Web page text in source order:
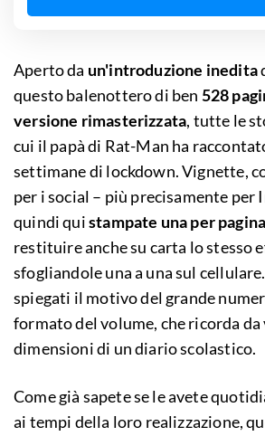
Aperto da un'introduzione inedita
questo balenottero di ben 528
versione rimasterizzata, tutte le
cui il papà di Rat-Man ha
settimane di lockdown. Vignette,
per i social – più precisamente per
quindi quistampate una per pagina
restituire anche su carta lo stesso
sfogliandole una a una sul
spiegati il motivo del grande
formato del volume, che ricorda
dimensioni di un diario scolastico.
Come già sapete se le avete
ai tempi della loro realizzazione,